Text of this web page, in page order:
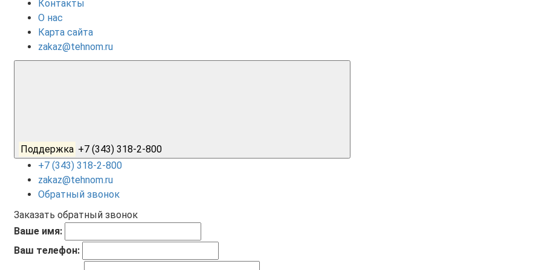
Контакты
О нас
Карта сайта
zakaz@tehnom.ru
Поддержка +7 (343) 318-2-800
+7 (343) 318-2-800
zakaz@tehnom.ru
Обратный звонок
Заказать обратный звонок
Ваше имя:
Ваш телефон: